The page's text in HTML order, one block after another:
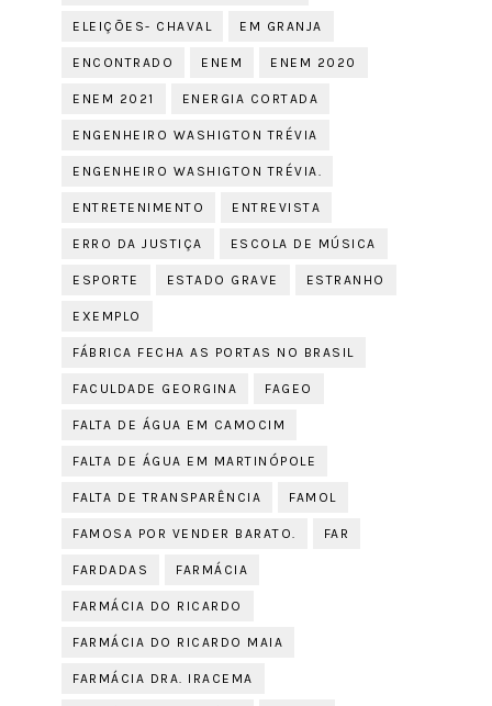
ELEIÇÕES- CHAVAL EM GRANJA
ENCONTRADO ENEM ENEM 2020
ENEM 2021 ENERGIA CORTADA
ENGENHEIRO WASHIGTON TRÉVIA
ENGENHEIRO WASHIGTON TRÉVIA.
ENTRETENIMENTO ENTREVISTA
ERRO DA JUSTIÇA ESCOLA DE MÚSICA
ESPORTE ESTADO GRAVE ESTRANHO
EXEMPLO
FÁBRICA FECHA AS PORTAS NO BRASIL
FACULDADE GEORGINA FAGEO
FALTA DE ÁGUA EM CAMOCIM
FALTA DE ÁGUA EM MARTINÓPOLE
FALTA DE TRANSPARÊNCIA FAMOL
FAMOSA POR VENDER BARATO. FAR
FARDADAS FARMÁCIA
FARMÁCIA DO RICARDO
FARMÁCIA DO RICARDO MAIA
FARMÁCIA DRA. IRACEMA